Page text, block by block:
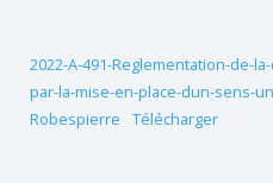
2022-A-491-Reglementation-de-
par-la-mise-en-place-dun-sens-
Robespierre
Télécharger